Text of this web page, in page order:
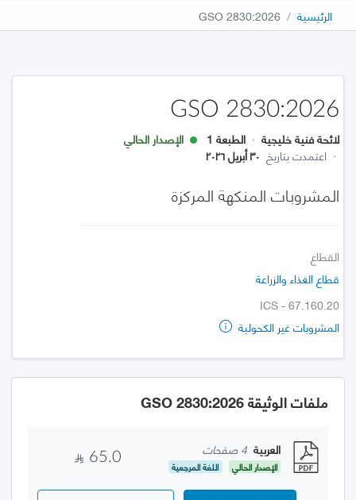
الرئيسية GSO 2830:2026
GSO 2830:2026
لائحة فنية خليجية · الطبعة 1
الإصدار الحالي
· اعتمدت بتاريخ ٣٠ أبريل ٢٠٢٦
المشروبات المنكهة المركزة
القطاع
قطاع الغذاء والزراعة
ICS - 67.160.20
المشروبات غير الكحولية
ملفات الوثيقة GSO 2830:2026
العربية 4 صفحات
الإصدار الحالي اللغة المرجعية
65.0